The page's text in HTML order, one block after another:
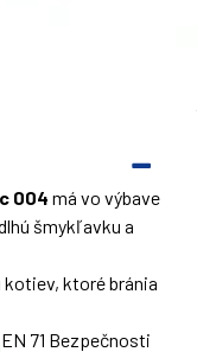
004 má vo výbave
šmykľavku a
ktoré bránia
71 Bezpečnosti